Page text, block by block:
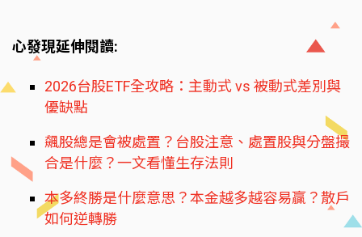
心發現延伸閱讀:
2026台股ETF全攻略：主動式 vs 被動式差別與
優缺點
飆股總是會被處置？台股注意、處置股與分盤撮
合是什麼？一文看懂生存法則
本多終勝是什麼意思？本金越多越容易贏？散戶
如何逆轉勝